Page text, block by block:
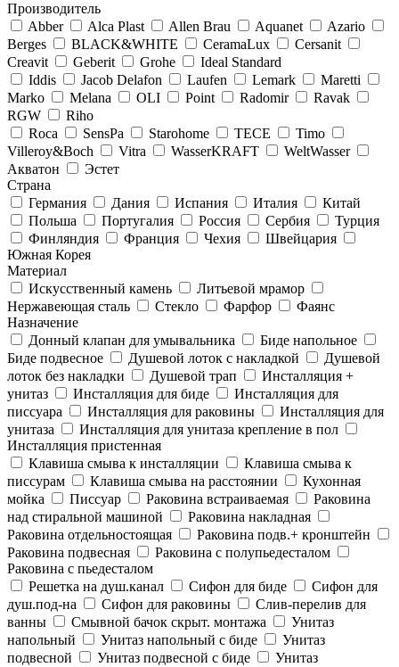
Производитель
Abber
Alca Plast Allen Brau Aquanet
Azario
Berges
BLACK&WHITE CeramaLux
Cersanit
Creavit
Geberit Grohe
Ideal Standard
Iddis
Jacob Delafon Laufen Lemark
Maretti
Marko
Melana OLI Point Radomir
Ravak
RGW
Riho
Roca
SensPa Starohome TECE
Timo
Villeroy&Boсh
Vitra WasserKRAFT
WeltWasser
Акватон
Эстет
Страна
Германия
Дания Испания Италия
Китай
Польша
Португалия Россия Сербия
Турция
Финляндия
Франция Чехия
Швейцария
Южная Корея
Материал
Искусственный камень
Литьевой мрамор
Нержавеющая сталь
Стекло Фарфор
Фаянс
Назначение
Донный клапан для умывальника
Биде напольное
Биде подвесное
Душевой лоток с накладкой
Душевой
лоток без накладки
Душевой трап
Инсталляция +
унитаз
Инсталляция для биде
Инсталляция для
писсуара
Инсталляция для раковины
Инсталляция для
унитаза
Инсталляция для унитаза крепление в пол
Инсталляция пристенная
Клавиша смыва к инсталляции
Клавиша смыва к
писсурам
Клавиша смыва на расстоянии
Кухонная
мойка
Писсуар Раковина встраиваемая
Раковина
над стиральной машиной
Раковина накладная
Раковина отдельностоящая
Раковина подв.+ кронштейн
Раковина подвесная
Раковина с полупьедесталом
Раковина с пьедесталом
Решетка на душ.канал
Сифон для биде
Сифон для
душ.под-на
Сифон для раковины
Слив-перелив для
ванны
Смывной бачок скрыт. монтажа
Унитаз
напольный
Унитаз напольный с биде
Унитаз
подвесной
Унитаз подвесной с биде
Унитаз